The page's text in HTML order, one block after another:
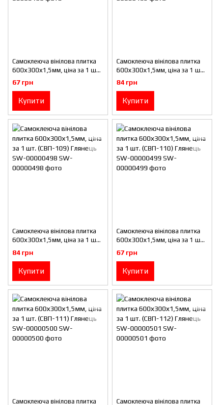
Самоклеюча вінілова плитка
600х300х1,5мм, ціна за 1 шт.
(СВП-104) Глянець SW-
00000493
67 грн
Купити
Самоклеюча вінілова плитка
600х300х1,5мм, ціна за 1 шт.
(СВП-106) Глянець SW-
00000495
84 грн
Купити
Самоклеюча вінілова плитка
600х300х1,5мм, ціна за 1 шт.
(СВП-109) Глянець SW-
00000498
84 грн
Купити
Самоклеюча вінілова плитка
600х300х1,5мм, ціна за 1 шт.
(СВП-110) Глянець SW-
00000499
67 грн
Купити
Самоклеюча вінілова плитка
Самоклеюча вінілова плитка